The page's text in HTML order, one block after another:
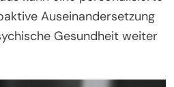
Auseinandersetzung
Gesundheit weiter